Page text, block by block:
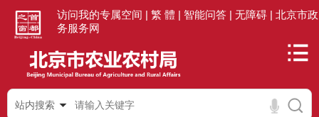
访问我的专属空间 | 繁 體 | 智能问答 | 无障碍 | 北京市政
务服务网
站内搜索